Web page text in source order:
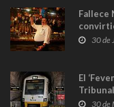
Fallece
en30 de
El
30 de